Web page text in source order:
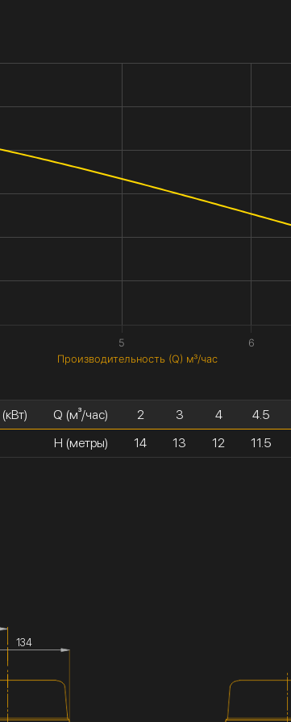
Производительность (Q) м³/час
5 6
(кВт)
Q (м³/час)
H (метры)
2
14
3
13
4
12
4.5
11.5
134